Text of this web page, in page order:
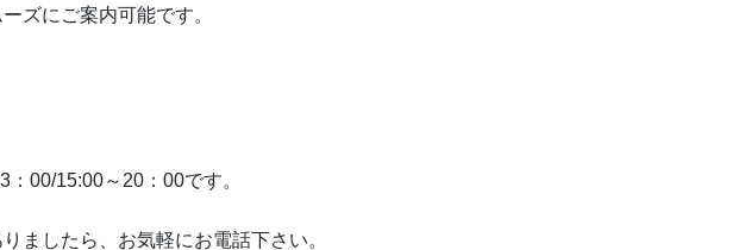
ズにご案内可能です。
00/15:00～20：00です。
ましたら、お気軽にお電話下さい。